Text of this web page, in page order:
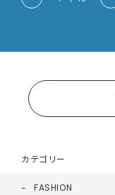
カテゴリー
FASHION